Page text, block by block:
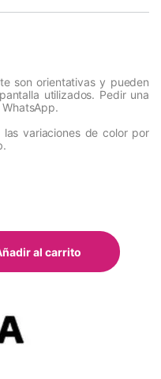
son orientativas y pueden
utilizados. Pedir una
variaciones de color por
Shining Orange Mate
al carrito